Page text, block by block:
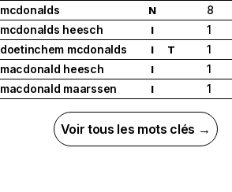
mcdonalds
N
8
mcdonalds heesch
I
1
doetinchem mcdonalds
I T
1
macdonald heesch
I
1
macdonald maarssen
I 1
Voir tous les mots clés →